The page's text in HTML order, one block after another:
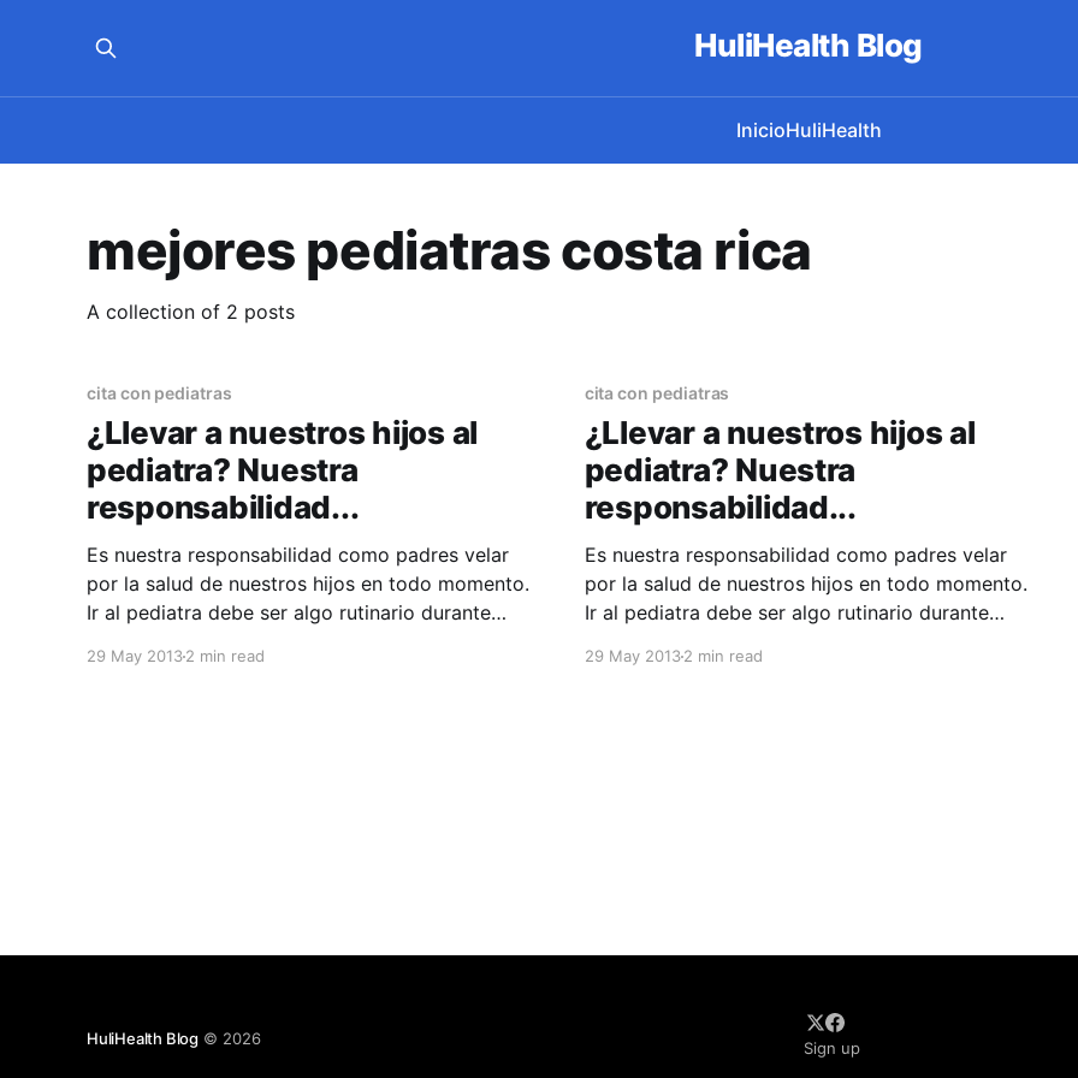
HuliHealth Blog
InicioHuliHealth
mejores pediatras costa rica
A collection of 2 posts
cita con pediatras
¿Llevar a nuestros hijos al
pediatra? Nuestra
responsabilidad...
Es nuestra responsabilidad como padres velar
por la salud de nuestros hijos en todo momento.
Ir al pediatra debe ser algo rutinario durante
esta experiencia sea más fácil y llevadera tanto
29 May 20132 min read
cita con pediatras
¿Llevar a nuestros hijos al
pediatra? Nuestra
responsabilidad...
Es nuestra responsabilidad como padres velar
por la salud de nuestros hijos en todo momento.
Ir al pediatra debe ser algo rutinario durante
esta experiencia sea más fácil y llevadera tanto
29 May 20132 min read
HuliHealth Blog © 2026
Sign up